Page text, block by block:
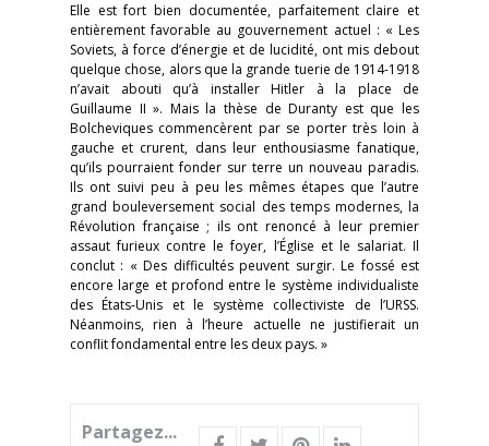
Elle est fort bien documentée, parfaitement claire et
entièrement favorable au gouvernement actuel : « Les
Soviets, à force d’énergie et de lucidité, ont mis debout
quelque chose, alors que la grande tuerie de 1914-1918
n’avait abouti qu’à installer Hitler à la place de
Guillaume II ». Mais la thèse de Duranty est que les
Bolcheviques commencèrent par se porter très loin à
gauche et crurent, dans leur enthousiasme fanatique,
qu’ils pourraient fonder sur terre un nouveau paradis.
Ils ont suivi peu à peu les mêmes étapes que l’autre
grand bouleversement social des temps modernes, la
Révolution française ; ils ont renoncé à leur premier
assaut furieux contre le foyer, l’Église et le salariat. Il
conclut : « Des difficultés peuvent surgir. Le fossé est
encore large et profond entre le système individualiste
des États-Unis et le système collectiviste de l’URSS.
Néanmoins, rien à l’heure actuelle ne justifierait un
conflit fondamental entre les deux pays. »
Partagez...